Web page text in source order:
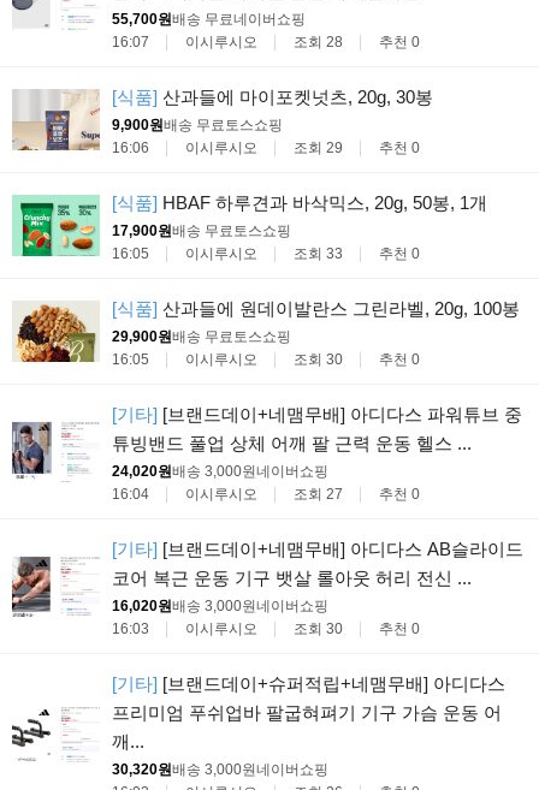
55,700원배송 무료네이버쇼핑
16:07
이시루시오 조회 28 추천 0
[식품] 산과들에 마이포켓넛츠, 20g, 30봉
9,900원배송 무료토스쇼핑
16:06
이시루시오 조회 29 추천 0
[식품] HBAF 하루견과 바삭믹스, 20g, 50봉, 1개
17,900원배송 무료토스쇼핑
16:05
이시루시오 조회 33 추천 0
[식품] 산과들에 원데이발란스 그린라벨, 20g, 100봉
29,900원배송 무료토스쇼핑
16:05
이시루시오 조회 30 추천 0
[기타] [브랜드데이+네맴무배] 아디다스 파워튜브 중
튜빙밴드 풀업 상체 어깨 팔 근력 운동 헬스 ...
24,020원배송 3,000원네이버쇼핑
16:04
이시루시오 조회 27 추천 0
[기타] [브랜드데이+네맴무배] 아디다스 AB슬라이드
코어 복근 운동 기구 뱃살 롤아웃 허리 전신 ...
16,020원배송 3,000원네이버쇼핑
16:03
이시루시오 조회 30 추천 0
[기타] [브랜드데이+슈퍼적립+네맴무배] 아디다스
프리미엄 푸쉬업바 팔굽혀펴기 기구 가슴 운동 어
깨...
30,320원배송 3,000원네이버쇼핑